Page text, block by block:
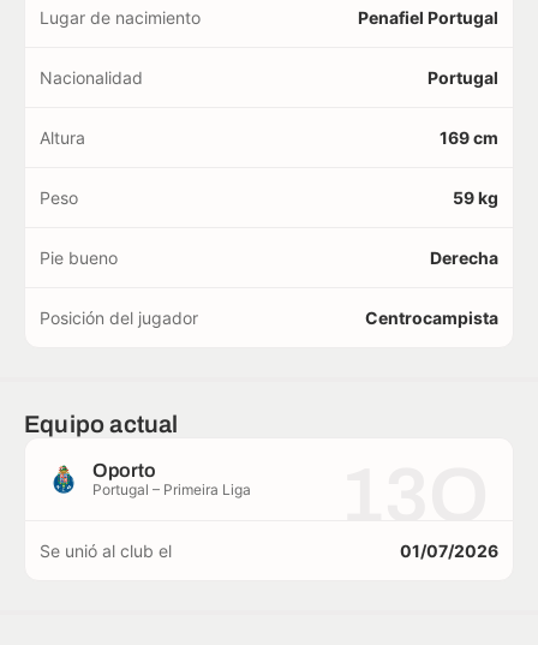
Lugar de nacimiento Penafiel Portugal
Nacionalidad Portugal
Altura 169 cm
Peso 59 kg
Pie bueno Derecha
Posición del jugador Centrocampista
Equipo actual
Oporto
Portugal – Primeira Liga
Se unió al club el 01/07/2026